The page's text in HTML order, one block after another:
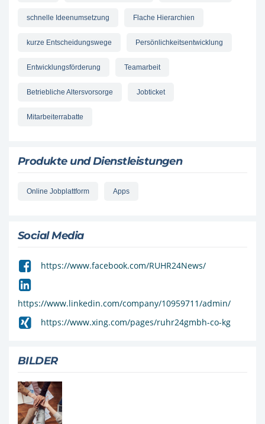
schnelle Ideenumsetzung Flache Hierarchien
kurze Entscheidungswege Persönlichkeitsentwicklung
Entwicklungsförderung Teamarbeit
Betriebliche Altersvorsorge Jobticket
Mitarbeiterrabatte
Produkte und Dienstleistungen
Online Jobplattform Apps
Social Media
https://www.facebook.com/RUHR24News/
https://www.linkedin.com/company/10959711/admin/
https://www.xing.com/pages/ruhr24gmbh-co-kg
BILDER